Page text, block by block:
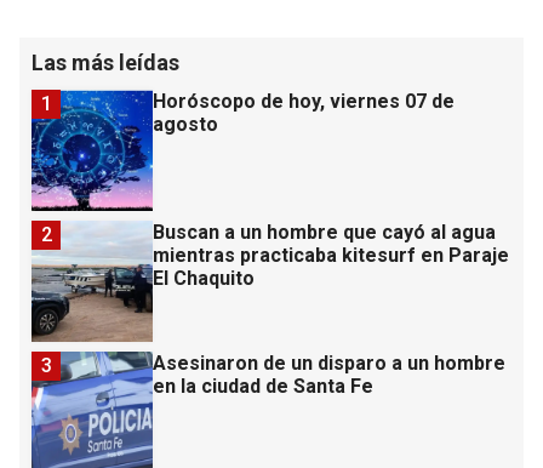
Las más leídas
Horóscopo de hoy, viernes 07 de
agosto
1
Buscan a un hombre que cayó al agua
mientras practicaba kitesurf en Paraje
El Chaquito
2
Asesinaron de un disparo a un hombre
en la ciudad de Santa Fe
3